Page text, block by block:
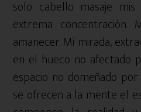
solo cabello masaje
extrema concentración.
amanecer. Mi mirada,
en el hueco no afectado
espacio no domeñado
se ofrecen a la mente el